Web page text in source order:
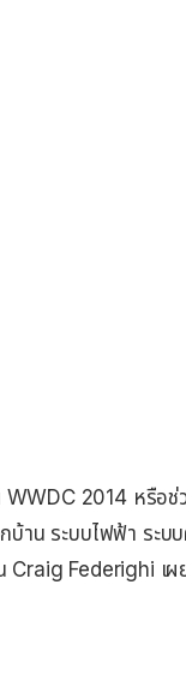
2014 หรือ
บ้าน ระบบไฟฟ้า ระ
Federighi เผ